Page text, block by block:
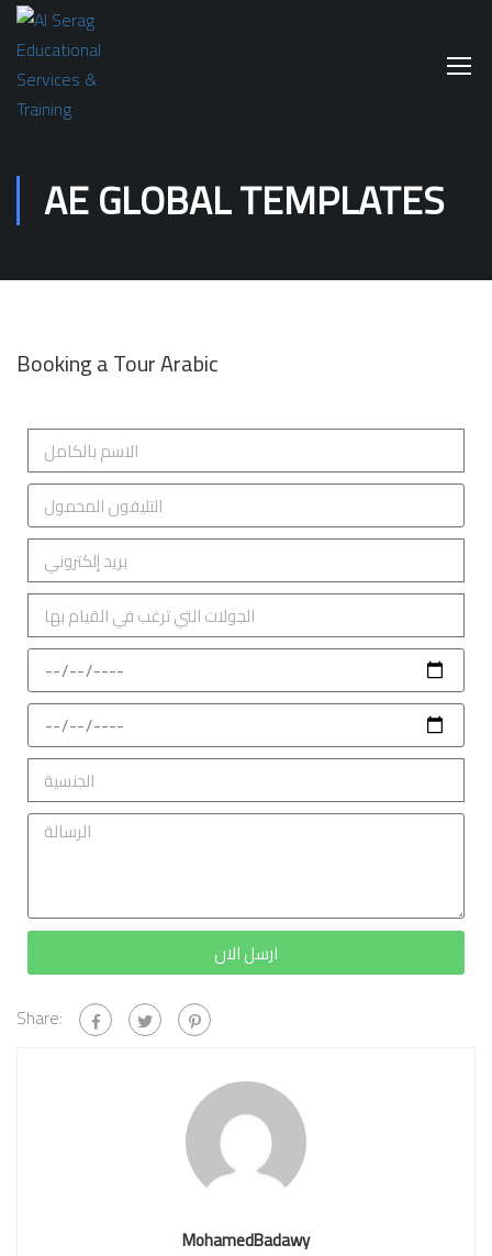
AE GLOBAL TEMPLATES
Booking a Tour Arabic
ارسل الان
Share:
MohamedBadawy